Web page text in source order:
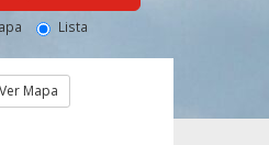
Lista
Ver Mapa